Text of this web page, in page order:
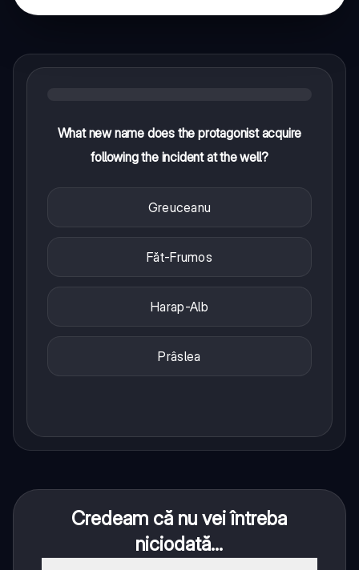
What new name does the protagonist acquire
following the incident at the well?
Greuceanu
Făt-Frumos
Harap-Alb
Prâslea
Credeam că nu vei întreba
niciodată...